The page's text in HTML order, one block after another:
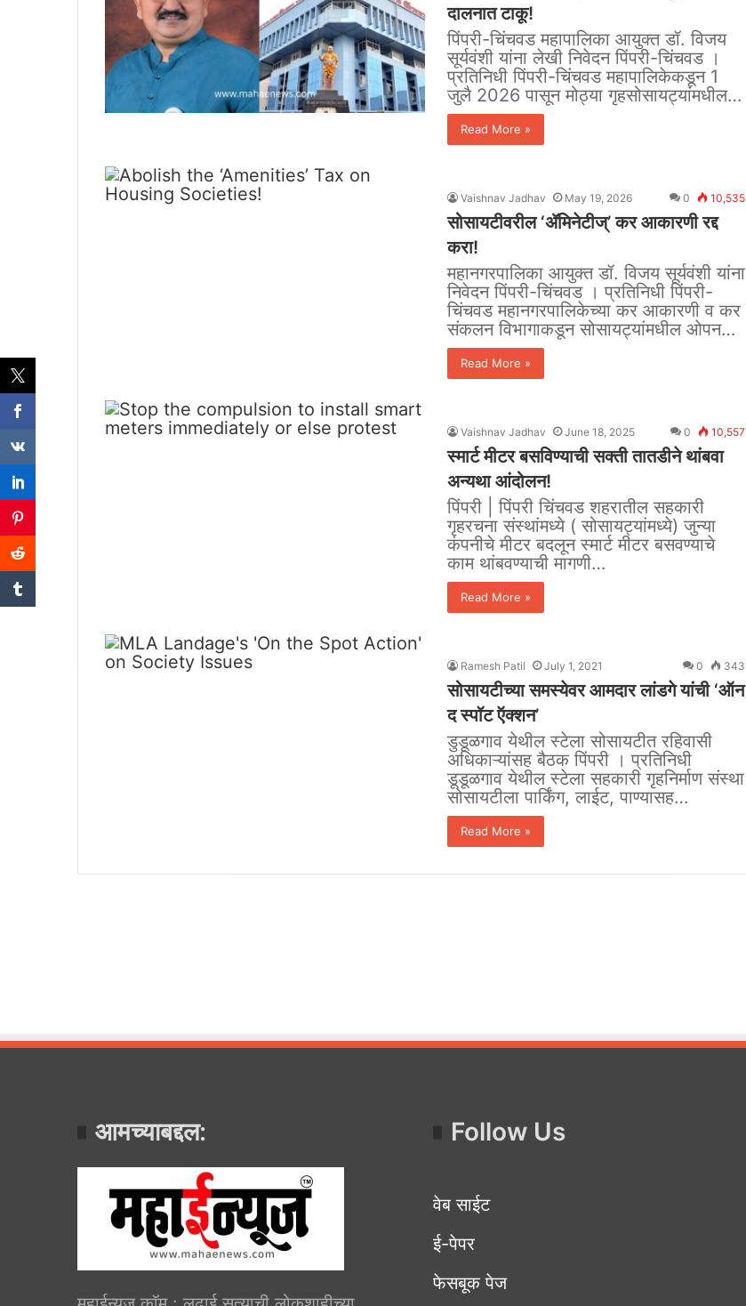
दालनात टाकू!
पिंपरी-चिंचवड महापालिका आयुक्त डॉ. विजय
सूर्यवंशी यांना लेखी निवेदन पिंपरी-चिंचवड ।
प्रतिनिधी पिंपरी-चिंचवड महापालिकेकडून 1
जुलै 2026 पासून मोठ्या गृहसोसायट्यांमधील…
Read More »
Vaishnav Jadhav May 19, 2026 0 10,535
सोसायटीवरील ‘ॲमिनेटीज्‌’ कर आकारणी रद्द
करा!
महानगरपालिका आयुक्त डॉ. विजय सूर्यवंशी यांना
निवेदन पिंपरी-चिंचवड । प्रतिनिधी पिंपरी-
चिंचवड महानगरपालिकेच्या कर आकारणी व कर
संकलन विभागाकडून सोसायट्यांमधील ओपन…
Read More »
Vaishnav Jadhav June 18, 2025 0 10,557
स्मार्ट मीटर बसविण्याची सक्ती तातडीने थांबवा
अन्यथा आंदोलन!
पिंपरी | पिंपरी चिंचवड शहरातील सहकारी
गृहरचना संस्थांमध्ये ( सोसायट्यांमध्ये) जुन्या
कंपनीचे मीटर बदलून स्मार्ट मीटर बसवण्याचे
काम थांबवण्याची मागणी…
Read More »
Ramesh Patil July 1, 2021 0 343
सोसायटीच्या समस्येवर आमदार लांडगे यांची ‘ऑन
द स्पॉट ऍक्शन’
डुडूळगाव येथील स्टेला सोसायटीत रहिवासी
अधिकाऱ्यांसह बैठक पिंपरी । प्रतिनिधी
डूडूळगाव येथील स्टेला सहकारी गृहनिर्माण संस्था
सोसायटीला पार्किंग, लाईट, पाण्यासह…
Read More »
आमच्याबद्दल: Follow Us
वेब साईट
ई-पेपर
फेसबूक पेज